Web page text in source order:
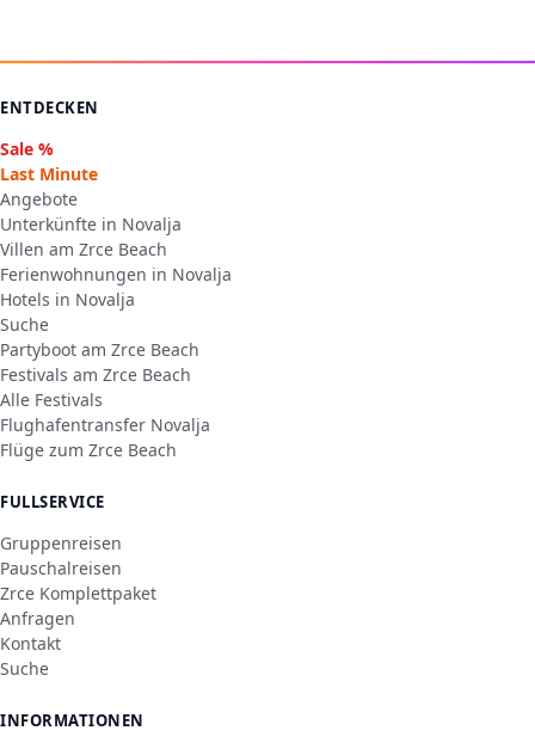
ENTDECKEN
Sale %
Last Minute
Angebote
Unterkünfte in Novalja
Villen am Zrce Beach
Ferienwohnungen in Novalja
Hotels in Novalja
Suche
Partyboot am Zrce Beach
Festivals am Zrce Beach
Alle Festivals
Flughafentransfer Novalja
Flüge zum Zrce Beach
FULLSERVICE
Gruppenreisen
Pauschalreisen
Zrce Komplettpaket
Anfragen
Kontakt
Suche
INFORMATIONEN